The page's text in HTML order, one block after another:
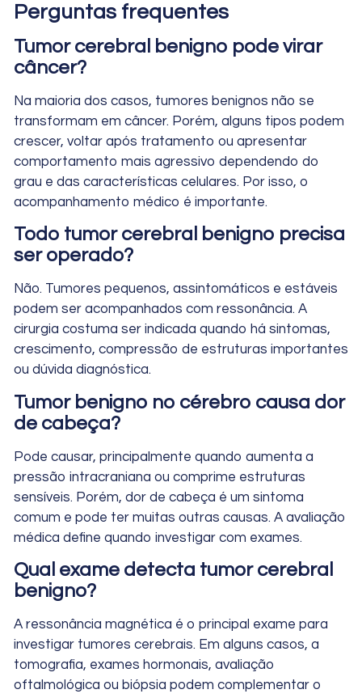
Perguntas frequentes
Tumor cerebral benigno pode virar
câncer?
Na maioria dos casos, tumores benignos não se
transformam em câncer. Porém, alguns tipos podem
crescer, voltar após tratamento ou apresentar
comportamento mais agressivo dependendo do
grau e das características celulares. Por isso, o
acompanhamento médico é importante.
Todo tumor cerebral benigno precisa
ser operado?
Não. Tumores pequenos, assintomáticos e estáveis
podem ser acompanhados com ressonância. A
cirurgia costuma ser indicada quando há sintomas,
crescimento, compressão de estruturas importantes
ou dúvida diagnóstica.
Tumor benigno no cérebro causa dor
de cabeça?
Pode causar, principalmente quando aumenta a
pressão intracraniana ou comprime estruturas
sensíveis. Porém, dor de cabeça é um sintoma
comum e pode ter muitas outras causas. A avaliação
médica define quando investigar com exames.
Qual exame detecta tumor cerebral
benigno?
A ressonância magnética é o principal exame para
investigar tumores cerebrais. Em alguns casos, a
tomografia, exames hormonais, avaliação
oftalmológica ou biópsia podem complementar o